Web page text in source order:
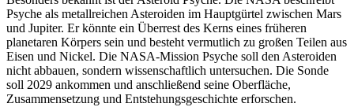
Psyche als metallreichen Asteroiden im Hauptgürtel zwischen Mars
und Jupiter. Er könnte ein Überrest des Kerns eines früheren
planetaren Körpers sein und besteht vermutlich zu großen Teilen aus
Eisen und Nickel. Die NASA-Mission Psyche soll den Asteroiden
nicht abbauen, sondern wissenschaftlich untersuchen. Die Sonde
soll 2029 ankommen und anschließend seine Oberfläche,
Zusammensetzung und Entstehungsgeschichte erforschen.